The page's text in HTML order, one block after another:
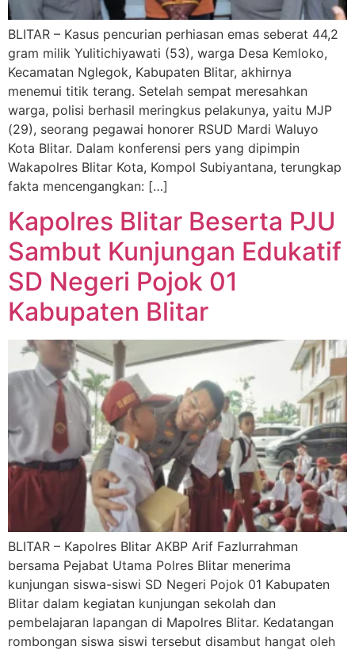
BLITAR – Kasus pencurian perhiasan emas seberat 44,2
gram milik Yulitichiyawati (53), warga Desa Kemloko,
Kecamatan Nglegok, Kabupaten Blitar, akhirnya
menemui titik terang. Setelah sempat meresahkan
warga, polisi berhasil meringkus pelakunya, yaitu MJP
(29), seorang pegawai honorer RSUD Mardi Waluyo
Kota Blitar. Dalam konferensi pers yang dipimpin
Wakapolres Blitar Kota, Kompol Subiyantana, terungkap
fakta mencengangkan: […]
Kapolres Blitar Beserta PJU
Sambut Kunjungan Edukatif
SD Negeri Pojok 01
Kabupaten Blitar
BLITAR – Kapolres Blitar AKBP Arif Fazlurrahman
bersama Pejabat Utama Polres Blitar menerima
kunjungan siswa-siswi SD Negeri Pojok 01 Kabupaten
Blitar dalam kegiatan kunjungan sekolah dan
pembelajaran lapangan di Mapolres Blitar. Kedatangan
rombongan siswa siswi tersebut disambut hangat oleh